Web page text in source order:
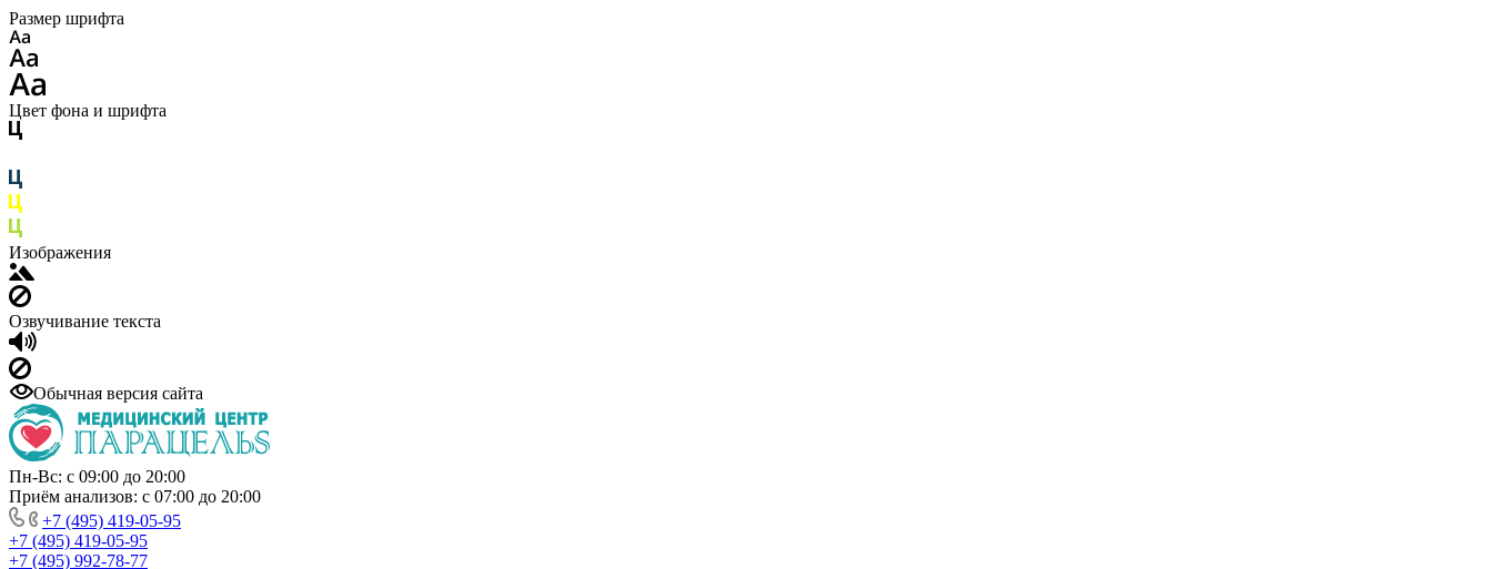
Размер шрифта
Цвет фона и шрифта
Изображения
Озвучивание текста
Обычная версия сайта
Пн-Вс: с 09:00 до 20:00
Приём анализов: с 07:00 до 20:00
+7 (495) 419-05-95
+7 (495) 419-05-95
+7 (495) 992-78-77